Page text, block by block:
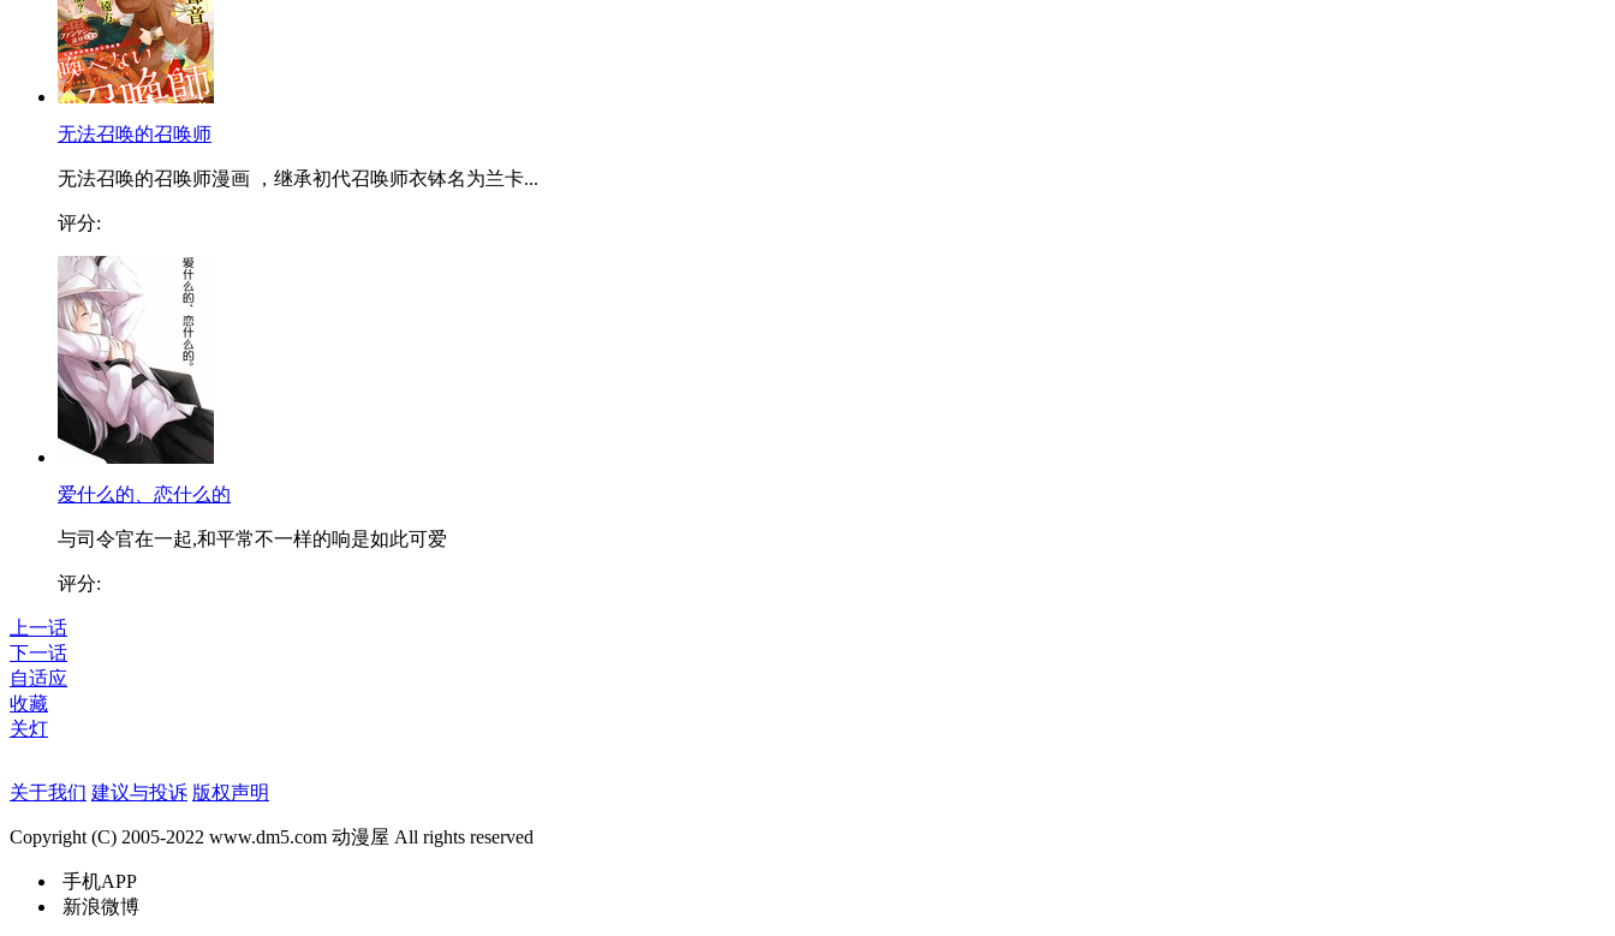
无法召唤的召唤师
无法召唤的召唤师漫画 ，继承初代召唤师衣钵名为兰卡...
评分:
爱什么的、恋什么的
与司令官在一起,和平常不一样的响是如此可爱
评分:
上一话
下一话
自适应
收藏
关灯
关于我们 建议与投诉 版权声明
Copyright (C) 2005-2022 www.dm5.com 动漫屋 All rights reserved
手机APP
新浪微博